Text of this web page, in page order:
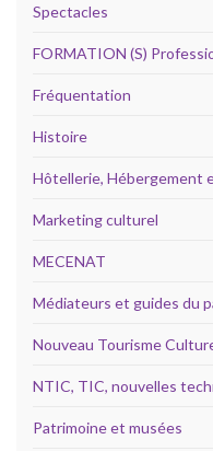
Spectacles
FORMATION (S)
Fréquentation
Histoire
Hôtellerie, Hébergement
Marketing culturel
MECENAT
Médiateurs et guides du
Nouveau Tourisme
NTIC, TIC, nouvelles
Patrimoine et musées